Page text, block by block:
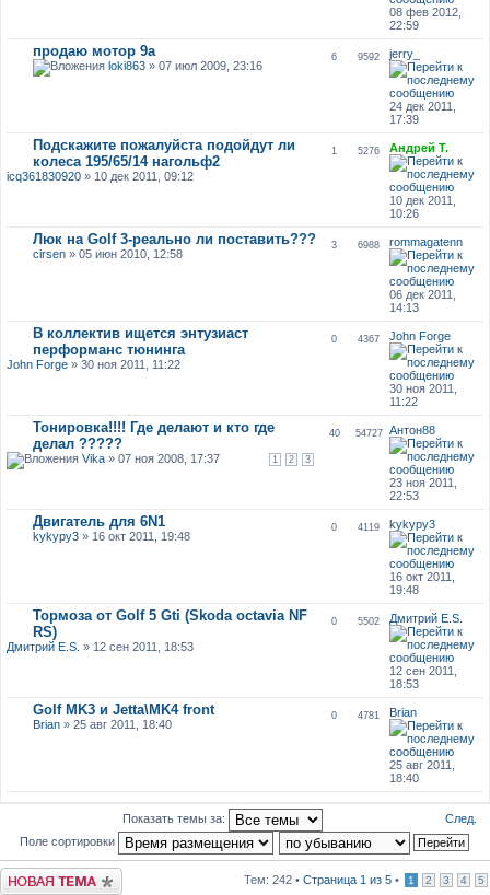
08 фев 2012,
22:59
продаю мотор 9а
loki863» 07 июл 2009, 23:16
6 9592 jerry_
24 дек 2011,
17:39
Подскажите пожалуйста подойдут ли
колеса 195/65/14 нагольф2
icq361830920» 10 дек 2011, 09:12
1 5276 Андрей Т.
10 дек 2011,
10:26
Люк на Golf 3-реально ли поставить???
cirsen» 05 июн 2010, 12:58
3 6988 rommagatenn
06 дек 2011,
14:13
В коллектив ищется энтузиаст
перформанс тюнинга
John Forge» 30 ноя 2011, 11:22
0 4367 John Forge
30 ноя 2011,
11:22
Тонировка!!!! Где делают и кто где
делал ?????
1 2 3
Vika» 07 ноя 2008, 17:37
40 54727 Антон88
23 ноя 2011,
22:53
Двигатель для 6N1
kykypy3» 16 окт 2011, 19:48
0 4119 kykypy3
16 окт 2011,
19:48
Тормоза от Golf 5 Gti (Skoda octavia NF
RS)
Дмитрий E.S. » 12 сен 2011, 18:53
0 5502 Дмитрий E.S.
12 сен 2011,
18:53
Golf MK3 и Jetta\MK4 front
Brian» 25 авг 2011, 18:40
0 4781 Brian
25 авг 2011,
18:40
След.
Показать темы за:
Поле сортировки
Новая тема Тем: 242 • Страница 1 из 5 • 1 2 3 4 5